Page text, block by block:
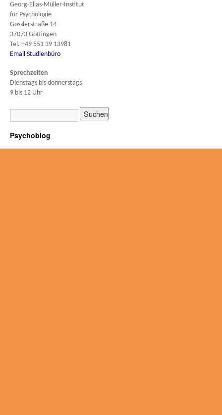
Georg-Elias-Müller-Institut
für Psychologie
Gosslerstraße 14
37073 Göttingen
Tel. +49 551 39 13981
Email Studienbüro
Sprechzeiten
Dienstags bis donnerstags
9 bis 12 Uhr
Psychoblog